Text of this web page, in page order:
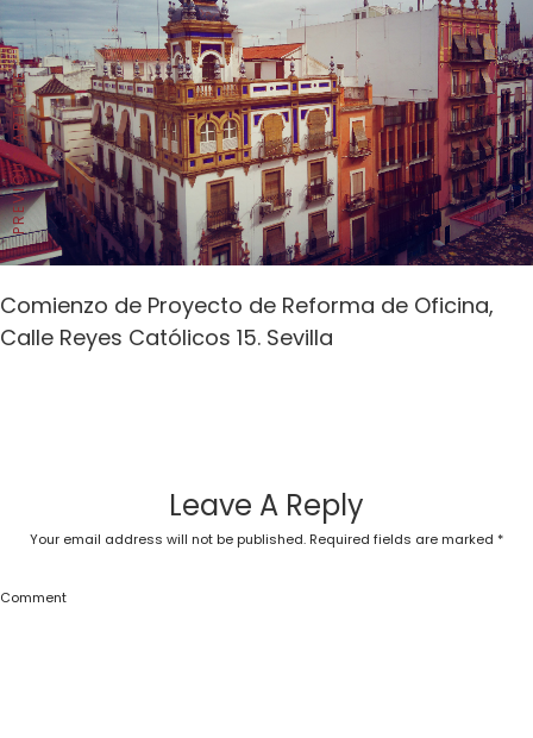
Comienzo de Proyecto de Reforma de Oficina,
Calle Reyes Católicos 15. Sevilla
Leave A Reply
Your email address will not be published. Required fields are marked *
Comment
PREVIOUS ARTICLE